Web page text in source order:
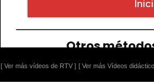
[ Ver más vídeos de RTV ] [ Ver más Vídeos